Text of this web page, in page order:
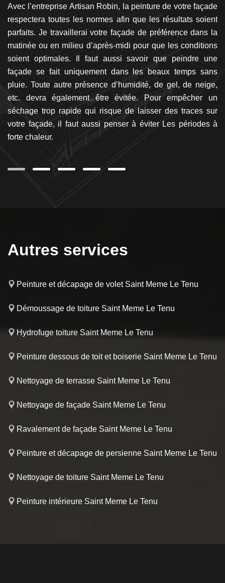
Avec l’entreprise Artisan Robin, la peinture de votre façade
respectera toutes les normes afin que les résultats soient
parfaits. Je travaillerai votre façade de préférence dans la
matinée ou en milieu d’après-midi pour que les conditions
soient optimales. Il faut aussi savoir que peindre une
façade se fait uniquement dans les beaux temps sans
pluie. Toute autre présence d’humidité, de gel, de neige,
etc. devra également être évitée. Pour empêcher un
séchage trop rapide qui risque de laisser des traces sur
votre façade, il faut aussi penser à éviter Les périodes à
forte chaleur.
Autres services
Peinture et décapage de volet Saint Meme Le Tenu
Démoussage de toiture Saint Meme Le Tenu
Hydrofuge toiture Saint Meme Le Tenu
Peinture dessous de toit et boiserie Saint Meme Le Tenu
Nettoyage de terrasse Saint Meme Le Tenu
Nettoyage de façade Saint Meme Le Tenu
Ravalement de façade Saint Meme Le Tenu
Peinture et décapage de persienne Saint Meme Le Tenu
Nettoyage de toiture Saint Meme Le Tenu
Peinture intérieure Saint Meme Le Tenu